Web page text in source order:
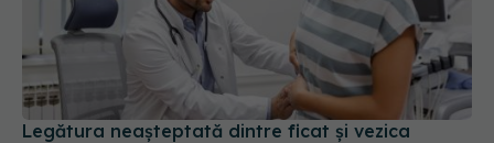
Legătura neașteptată dintre ficat și vezica